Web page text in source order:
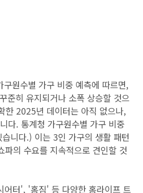
원수별 가구 비중 예측에 따르면,
준히 유지되거나 소폭 상승할 것으
한 2025년 데이터는 아직 없으나,
다. 통계청 가구원수별 가구 비중
니다.) 이는 3인 가구의 생활 패턴
파의 수요를 지속적으로 견인할 것
터', '홈짐' 등 다양한 홈라이프 트